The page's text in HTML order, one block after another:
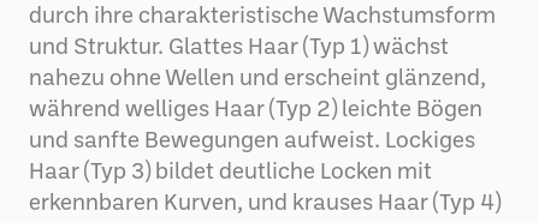
durch ihre charakteristische Wachstumsform
und Struktur. Glattes Haar (Typ 1) wächst
nahezu ohne Wellen und erscheint glänzend,
während welliges Haar (Typ 2) leichte Bögen
und sanfte Bewegungen aufweist. Lockiges
Haar (Typ 3) bildet deutliche Locken mit
erkennbaren Kurven, und krauses Haar (Typ 4)